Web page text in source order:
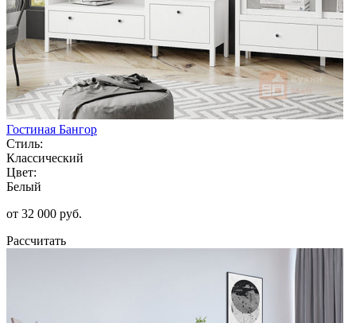
Гостиная Бангор
Стиль:
Классический
Цвет:
Белый
от 32 000 руб.
Рассчитать